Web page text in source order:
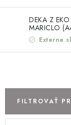
TEXTIL
KOZMETIKA
DARČEKOVÉ
DEKA Z
MARICLO
Externe
FILTROVAŤ